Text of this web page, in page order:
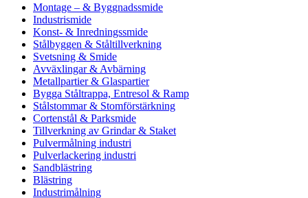
Montage – & Byggnadssmide
Industrismide
Konst- & Inredningssmide
Stålbyggen & Ståltillverkning
Svetsning & Smide
Avväxlingar & Avbärning
Metallpartier & Glaspartier
Bygga Ståltrappa, Entresol & Ramp
Stålstommar & Stomförstärkning
Cortenstål & Parksmide
Tillverkning av Grindar & Staket
Pulvermålning industri
Pulverlackering industri
Sandblästring
Blästring
Industrimålning